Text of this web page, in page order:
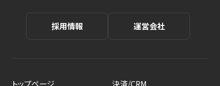
採用情報 運営会社
トップページ
決済/CRM